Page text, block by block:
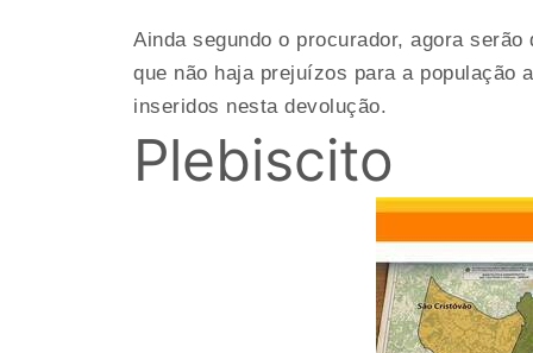
Ainda segundo o procurador, agora
que não haja prejuízos para a população
inseridos nesta devolução.
Plebiscito